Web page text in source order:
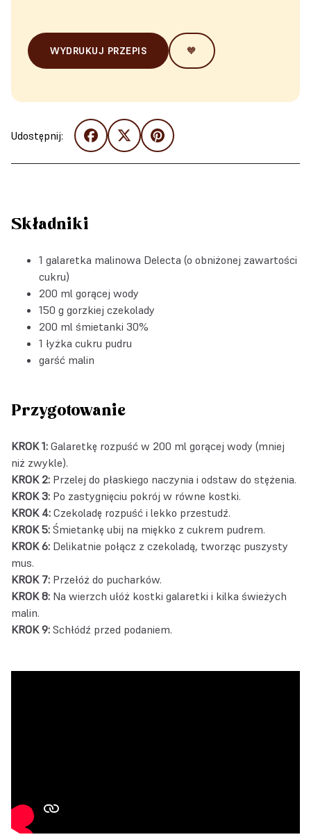
WYDRUKUJ PRZEPIS 🧡
Udostępnij:
Składniki
1 galaretka malinowa Delecta (o obniżonej zawartości
cukru)
200 ml gorącej wody
150 g gorzkiej czekolady
200 ml śmietanki 30%
1 łyżka cukru pudru
garść malin
Przygotowanie
KROK 1: Galaretkę rozpuść w 200 ml gorącej wody (mniej
niż zwykle).
KROK 2: Przelej do płaskiego naczynia i odstaw do stężenia.
KROK 3: Po zastygnięciu pokrój w równe kostki.
KROK 4: Czekoladę rozpuść i lekko przestudź.
KROK 5: Śmietankę ubij na miękko z cukrem pudrem.
KROK 6: Delikatnie połącz z czekoladą, tworząc puszysty
mus.
KROK 7: Przełóż do pucharków.
KROK 8: Na wierzch ułóż kostki galaretki i kilka świeżych
malin.
KROK 9: Schłódź przed podaniem.